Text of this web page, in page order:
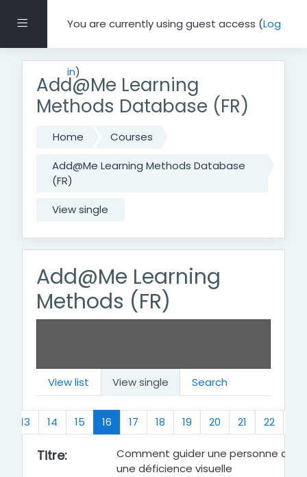
Side panelYou are currently using guest access (Log
in)
Add@Me Learning
Methods Database (FR)
Home
Courses
Add@Me Learning Methods Database
(FR)
View single
Add@Me Learning
Methods (FR)
View list View single Search
13 14 15 16(current)
17 18 19 20 21 22
Titre:
Comment guider une personne
une déficience visuelle